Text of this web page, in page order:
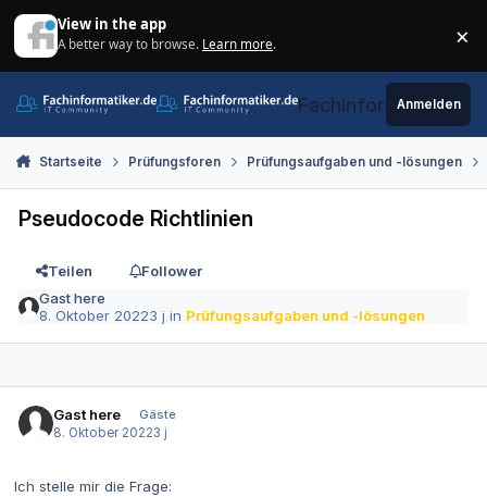
View in the app
A better way to browse. Learn more. ×
Fachinformatiker.de
Anmelden
Startseite Prüfungsforen Prüfungsaufgaben und -lösungen
Pseudocode Richtlinien
Teilen
Follower
Gast here
8. Oktober 20223 j in Prüfungsaufgaben und -lösungen
Gast here
Gäste
8. Oktober 20223 j
Ich stelle mir die Frage: